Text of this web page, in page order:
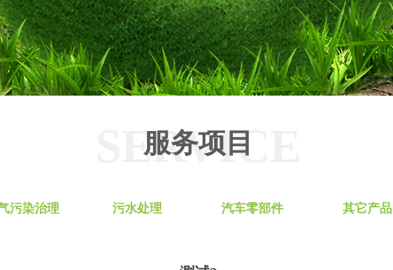
SERVICE
服务项目
污染治理 污水处理 汽车零部件 其它产品